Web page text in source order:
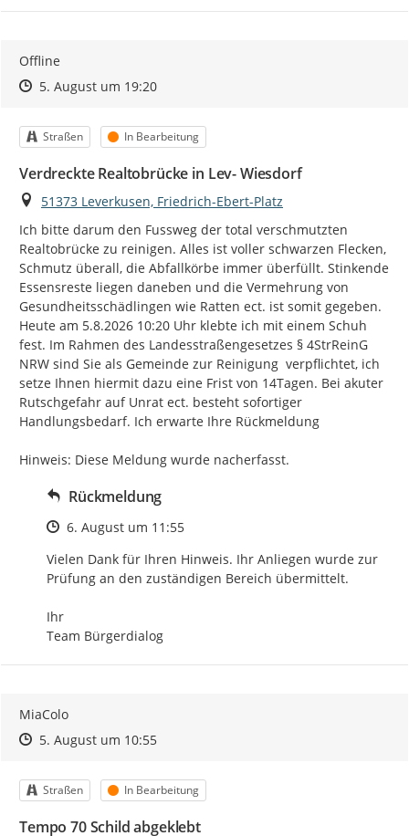
Offline
Zeitpunkt des Erstellens
Zeitpunkt des Erstellens
5. August um 19:20Zur Äußerung
Kategorie
Straßen Status
In Bearbeitung
Verdreckte Realtobrücke in Lev- Wiesdorf
Ort
51373 Leverkusen, Friedrich-Ebert-Platz
Ich bitte darum den Fussweg der total verschmutzten
Realtobrücke zu reinigen. Alles ist voller schwarzen Flecken,
Schmutz überall, die Abfallkörbe immer überfüllt. Stinkende
Essensreste liegen daneben und die Vermehrung von
Gesundheitsschädlingen wie Ratten ect. ist somit gegeben.
Heute am 5.8.2026 10:20 Uhr klebte ich mit einem Schuh
fest. Im Rahmen des Landesstraßengesetzes § 4StrReinG
NRW sind Sie als Gemeinde zur Reinigung  verpflichtet, ich
setze Ihnen hiermit dazu eine Frist von 14Tagen. Bei akuter
Rutschgefahr auf Unrat ect. besteht sofortiger
Handlungsbedarf. Ich erwarte Ihre Rückmeldung
Hinweis: Diese Meldung wurde nacherfasst.
Rückmeldung
Zeitpunkt des Erstellens
6. August um 11:55
Vielen Dank für Ihren Hinweis. Ihr Anliegen wurde zur
Prüfung an den zuständigen Bereich übermittelt.
Ihr
Team Bürgerdialog
MiaColo
Zeitpunkt des Erstellens
Zeitpunkt des Erstellens
5. August um 10:55Zur Äußerung
Kategorie
Straßen Status
In Bearbeitung
Tempo 70 Schild abgeklebt